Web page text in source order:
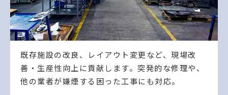
既存施設の改良、レイアウト変更など、現場改
善・生産性向上に貢献します。突発的な修理や、
他の業者が嫌煙する困った工事にも対応。